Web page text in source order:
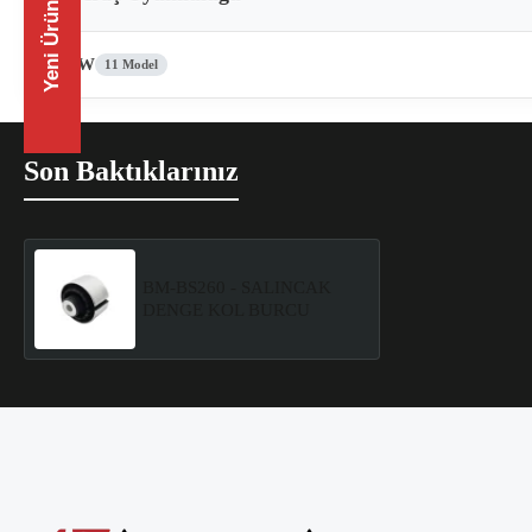
BMW 11 Model
Son Baktıklarınız
Yeni Ürünler